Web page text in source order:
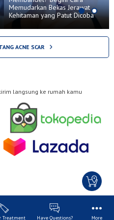
Memudarkan Bekas Jerawat
Kehitaman yang Patut Dicoba
ACNE SCAR
langsung ke rumah kamu
Treatment Have Questions? More